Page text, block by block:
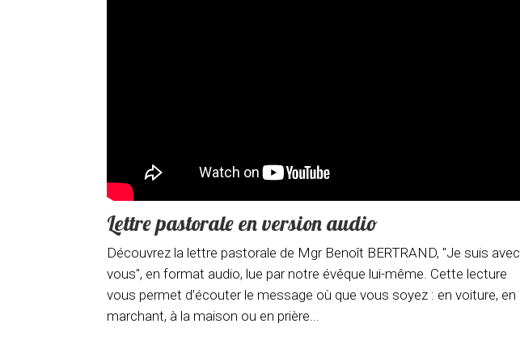
Lettre pastorale en version audio
Découvrez la lettre pastorale de Mgr Benoît BERTRAND, "Je suis avec
vous", en format audio, lue par notre évêque lui-même. Cette lecture
vous permet d’écouter le message où que vous soyez : en voiture, en
marchant, à la maison ou en prière...